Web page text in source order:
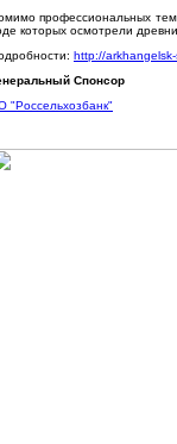
профессиональных
которых осмотрели
http://
Спонсор
"Россельхозбанк"